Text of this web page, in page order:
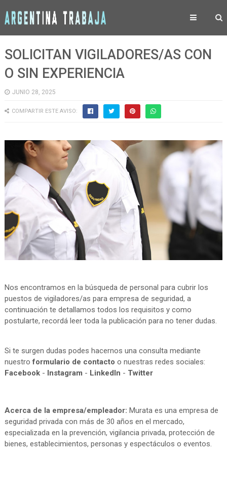
SOLICITAN VIGILADORES/AS CON
O SIN EXPERIENCIA
JUNIO 28, 2025
COMPARTIR ESTE AVISO:
Nos encontramos en la búsqueda de personal para cubrir los
puestos de vigiladores/as para empresa de seguridad, a
continuación te detallamos todos los requisitos y como
postularte, recordá leer toda la publicación para no tener dudas.
Si te surgen dudas podes hacernos una consulta mediante
nuestroformulario de contacto o nuestras redes sociales:
Facebook- Instagram - LinkedIn - Twitter
Acerca de la empresa/empleador: Murata es una empresa de
seguridad privada con más de 30 años en el mercado,
especializada en la prevención, vigilancia privada, protección de
bienes, establecimientos, personas y espectáculos o eventos.